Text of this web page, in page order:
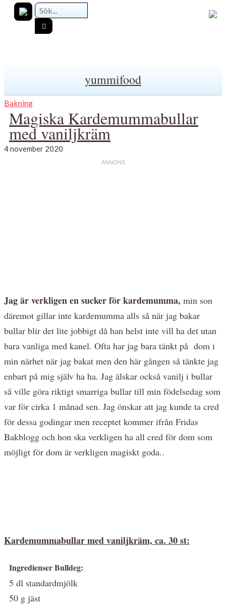
yummifood
Bakning
Magiska Kardemummabullar
med vaniljkräm
4 november 2020
Jag är verkligen en sucker för kardemumma, min son
däremot gillar inte kardemumma alls så när jag bakar
bullar blir det lite jobbigt då han helst inte vill ha det utan
bara vanliga med kanel. Ofta har jag bara tänkt på dom i
min närhet när jag bakat men den här gången så tänkte jag
enbart på mig själv ha ha. Jag älskar också vanilj i bullar
så ville göra riktigt smarriga bullar till min födelsedag som
var för cirka 1 månad sen. Jag önskar att jag kunde ta cred
för dessa godingar men receptet kommer ifrån Fridas
Bakblogg och hon ska verkligen ha all cred för dom som
möjligt för dom är verkligen magiskt goda..
Kardemummabullar med vaniljkräm, ca. 30 st:
Ingredienser Bulldeg:
5 dl standardmjölk
50 g jäst